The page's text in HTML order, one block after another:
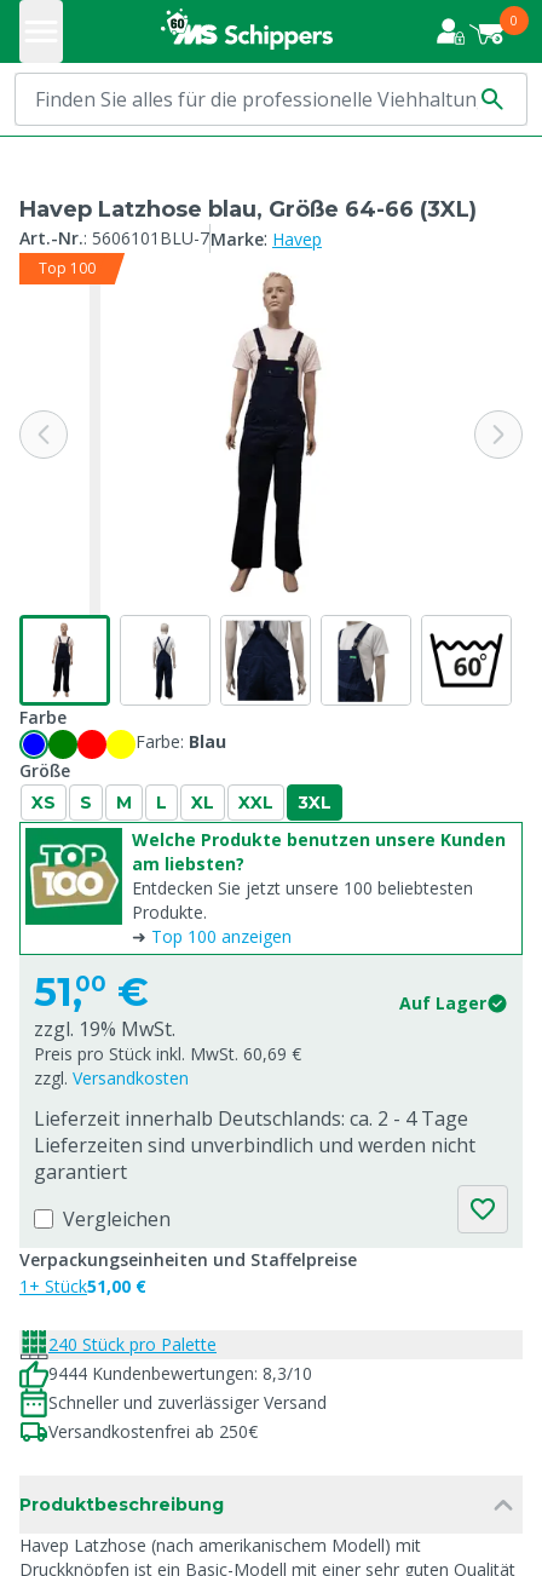
0
Havep Latzhose blau, Größe 64-66 (3XL)
Art.-Nr.: 5606101BLU-7Marke: Havep
Top 100
Farbe
Farbe: Blau
Größe
XS S M L XL XXL 3XL
Welche Produkte benutzen unsere Kunden
am liebsten?
Entdecken Sie jetzt unsere 100 beliebtesten
Produkte.
➜ Top 100 anzeigen
51,00 € Auf Lager
zzgl. 19% MwSt.
Preis pro Stück inkl. MwSt. 60,69 €
zzgl. Versandkosten
Lieferzeit innerhalb Deutschlands: ca. 2 - 4 Tage
Lieferzeiten sind unverbindlich und werden nicht
garantiert
Vergleichen
Verpackungseinheiten und Staffelpreise
1+ Stück51,00 €
240 Stück pro Palette
9444 Kundenbewertungen: 8,3/10
Schneller und zuverlässiger Versand
Versandkostenfrei ab 250€
Produktbeschreibung
Havep Latzhose (nach amerikanischem Modell) mit
Druckknöpfen ist ein Basic-Modell mit einer sehr guten Qualität